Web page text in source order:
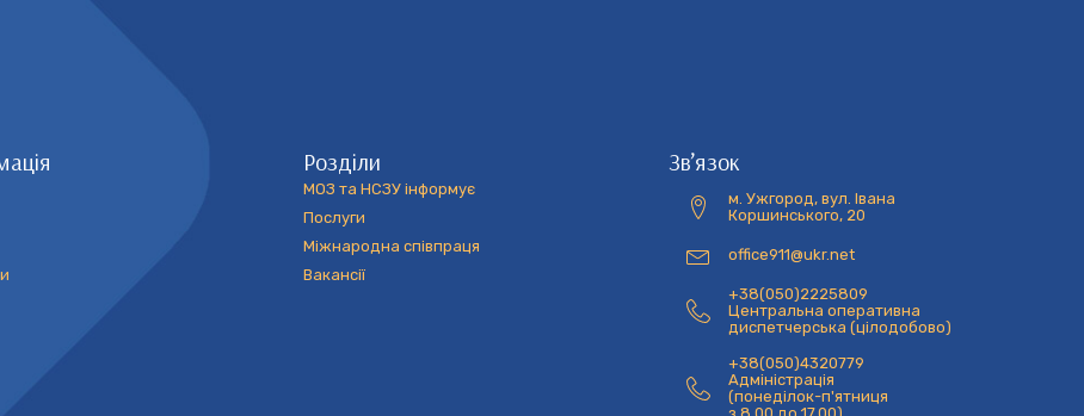
Розділи
МОЗ та НСЗУ інформує
Послуги
Міжнародна співпраця
Вакансії
Зв’язок
м. Ужгород, вул. Івана
Коршинського, 20
office911@ukr.net
+38(050)2225809
Центральна оперативна
диспетчерська (цілодобово)
+38(050)4320779
Адміністрація
(понеділок-п'ятниця